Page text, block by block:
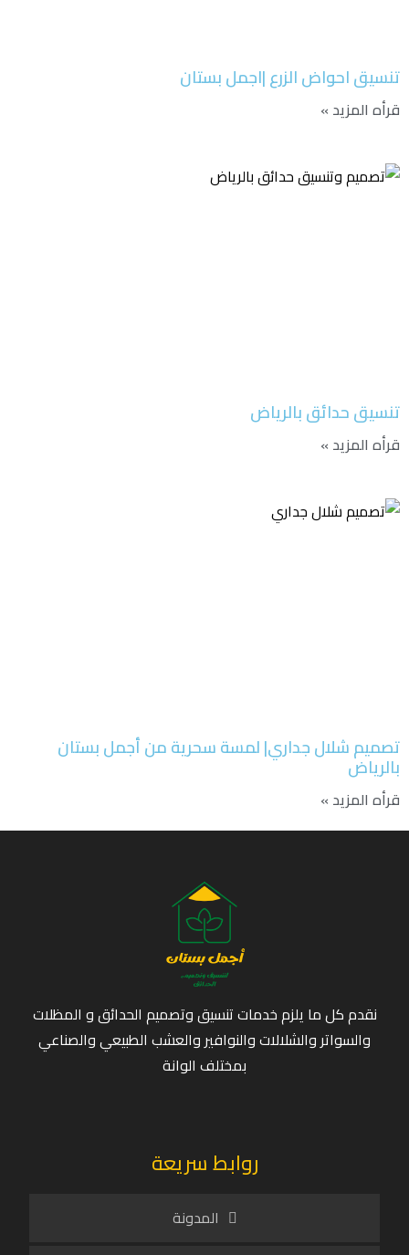
تنسيق احواض الزرع |اجمل بستان
قرأه المزيد »
تنسيق حدائق بالرياض
قرأه المزيد »
تصميم شلال جداري| لمسة سحرية من أجمل بستان
بالرياض
قرأه المزيد »
نقدم كل ما يلزم خدمات تنسيق وتصميم الحدائق و المظلات
والسواتر والشلالات والنوافير والعشب الطبيعي والصناعي
بمختلف الوانة
روابط سريعة
المدونة